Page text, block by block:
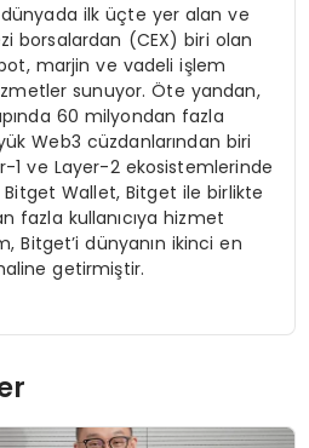
ilk üçte yer alan ve
borsalardan (CEX) biri olan
marjin ve vadeli işlem
sunuyor. Öte yandan,
60 milyondan fazla
Web3 cüzdanlarından biri
1 ve Layer-2 ekosistemlerinde
Bitget Wallet, Bitget ile birlikte
fazla kullanıcıya hizmet
Bitget’i dünyanın ikinci en
getirmiştir.